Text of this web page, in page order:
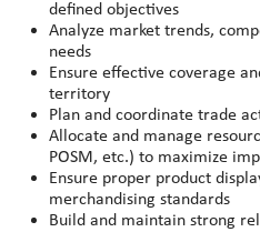
defined objectives
Analyze market trends,
needs
Ensure effective coverage
territory
Plan and coordinate trade
Allocate and manage
POSM, etc.) to maximize
Ensure proper product
merchandising standards
Build and maintain strong